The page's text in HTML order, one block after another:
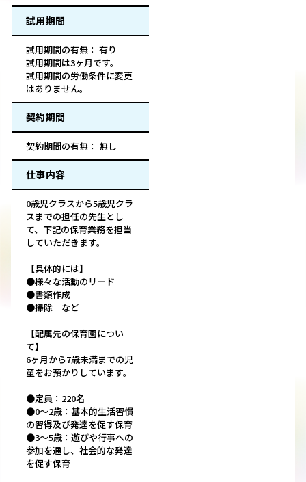
試用期間
試用期間の有無： 有り
試用期間は3ヶ月です。
試用期間の労働条件に変更
はありません。
契約期間
契約期間の有無： 無し
仕事内容
0歳児クラスから5歳児クラ
スまでの担任の先生とし
て、下記の保育業務を担当
していただきます。
【具体的には】
●様々な活動のリード
●書類作成
●掃除 など
【配属先の保育園につい
て】
6ヶ月から7歳未満までの児
童をお預かりしています。
●定員：220名
●0～2歳：基本的生活習慣
の習得及び発達を促す保育
●3～5歳：遊びや行事への
参加を通し、社会的な発達
を促す保育